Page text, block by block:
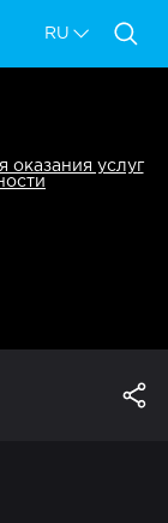
RU
оказания услуг